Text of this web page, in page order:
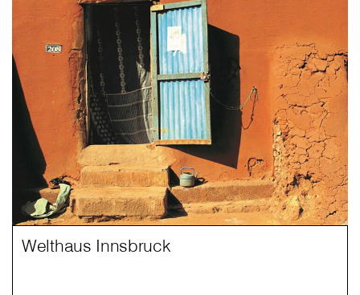
Welthaus Innsbruck